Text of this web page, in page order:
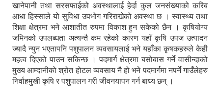
खानेपानी तथा सरसफाईको अवस्थालाई हेर्दा कुल जनसंख्याको करिब
आधा हिस्साले यो सुविधा उपभोग गरिराखेको अवस्था छ । स्वास्थ्य तथा
शिक्षा क्षेत्रमा भने आशातीत रुपमा विकाश हुन सकेको छैन । कृषियोग्य
जमिनको उपलब्धता अत्यन्तै कम रहेको कारण यहाँ कृषि उपज उत्पादन
ज्यादै न्युन भएतापनि पशुपालन व्यवसायलाई भने यहाँका कृषकहरुले केही
महत्व दिएको पाउन सकिन्छ । पदमार्ग क्षेत्रमा बसोबास गर्ने वासीन्दाको
मुख्य आम्दानीको श्रोत होटल व्यवसाय नै हो भने पदमार्गमा नपर्ने गाउँलेहरु
निर्वाहमुखी कृषि र पशुपालन गरी जीवनयापन गर्न बाध्य छन् ।